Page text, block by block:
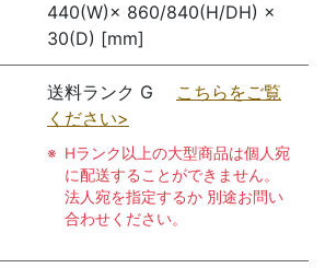
440(W)× 860/840(H/DH) ×
30(D) [mm]
送料ランク G こちらをご覧
ください>
Hランク以上の大型商品は個人宛
に配送することができません。
法人宛を指定するか 別途お問い
合わせください。